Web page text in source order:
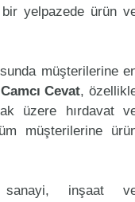
yelpazede ürün
müşterilerine
Camcı Cevat,
üzere hırdavat
müşterilerine
sanayi, inşaat